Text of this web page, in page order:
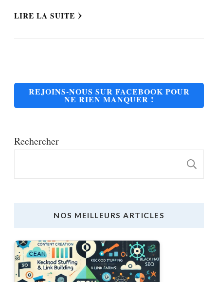
LIRE LA SUITE
REJOINS-NOUS SUR FACEBOOK POUR
NE RIEN MANQUER !
Rechercher
NOS MEILLEURS ARTICLES